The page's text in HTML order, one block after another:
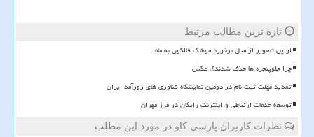
تازه ترین مطالب مرتبط
اولین تصویر از محل برخورد موشک فالکون به ماه
چرا جلوپنجره ها حذف شدند؟، عکس
تمدید مهلت ثبت نام در دومین نمایشگاه فناوری های روزآمد ایران
توسعه خدمات ارتباطی و اینترنت رایگان در مرز مهران
نظرات کاربران پارسی کاو در مورد این مطلب